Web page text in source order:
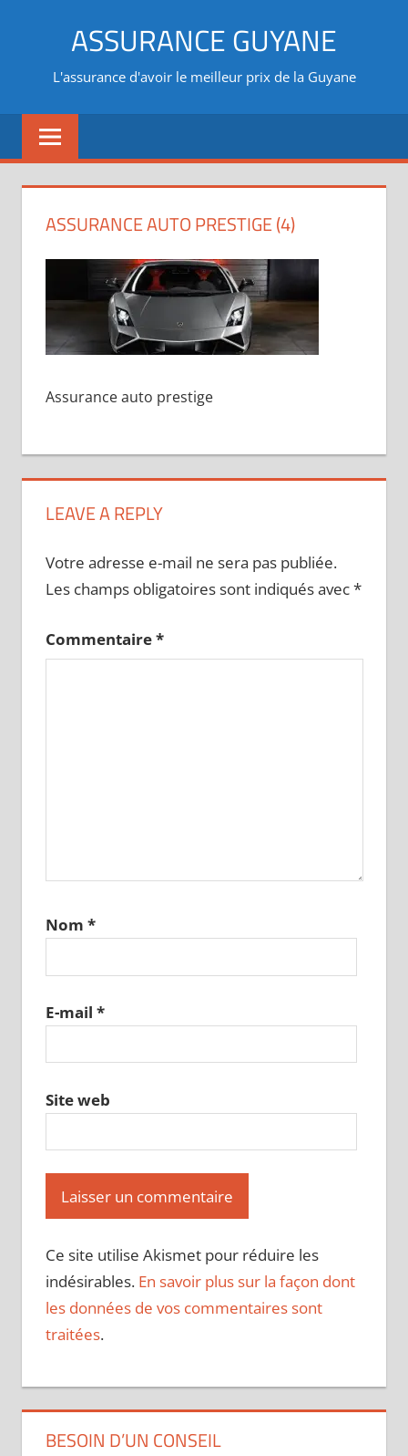
ASSURANCE GUYANE
L'assurance d'avoir le meilleur prix de la Guyane
ASSURANCE AUTO PRESTIGE (4)
Assurance auto prestige
LEAVE A REPLY
Votre adresse e-mail ne sera pas publiée.
Les champs obligatoires sont indiqués avec*
Commentaire*
Nom *
E-mail *
Site web
Ce site utilise Akismet pour réduire les
indésirables. En savoir plus sur la façon dont
les données de vos commentaires sont
traitées.
BESOIN D’UN CONSEIL